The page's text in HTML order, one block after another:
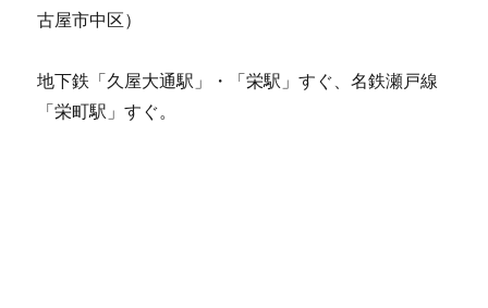
古屋市中区）
地下鉄「久屋大通駅」・「栄駅」すぐ、名鉄瀬戸線
「栄町駅」すぐ。